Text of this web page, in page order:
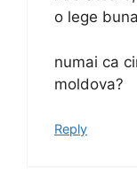
o lege
numai ca
moldova?
Reply